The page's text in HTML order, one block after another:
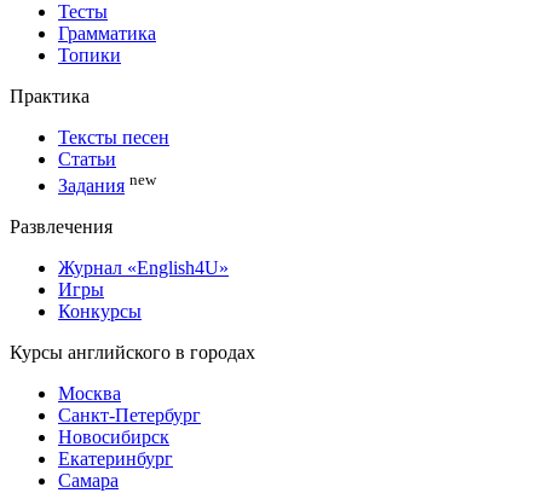
Тесты
Грамматика
Топики
Практика
Тексты песен
Статьи
Задания new
Развлечения
Журнал «English4U»
Игры
Конкурсы
Курсы английского в городах
Москва
Санкт-Петербург
Новосибирск
Екатеринбург
Самара